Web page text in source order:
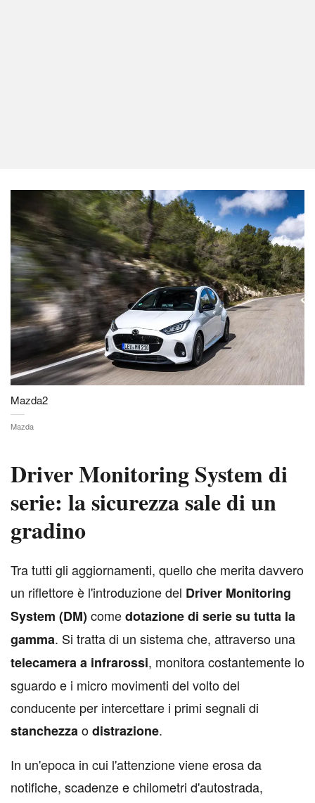
Mazda2
Mazda
Driver Monitoring System di
serie: la sicurezza sale di un
gradino
Tra tutti gli aggiornamenti, quello che merita davvero
un riflettore è l'introduzione del Driver Monitoring
System (DM)comedotazione di serie su tutta la
gamma. Si tratta di un sistema che, attraverso una
telecamera a infrarossi, monitora costantemente lo
sguardo e i micro movimenti del volto del
conducente per intercettare i primi segnali di
stanchezzaodistrazione.
In un'epoca in cui l'attenzione viene erosa da
notifiche, scadenze e chilometri d'autostrada,